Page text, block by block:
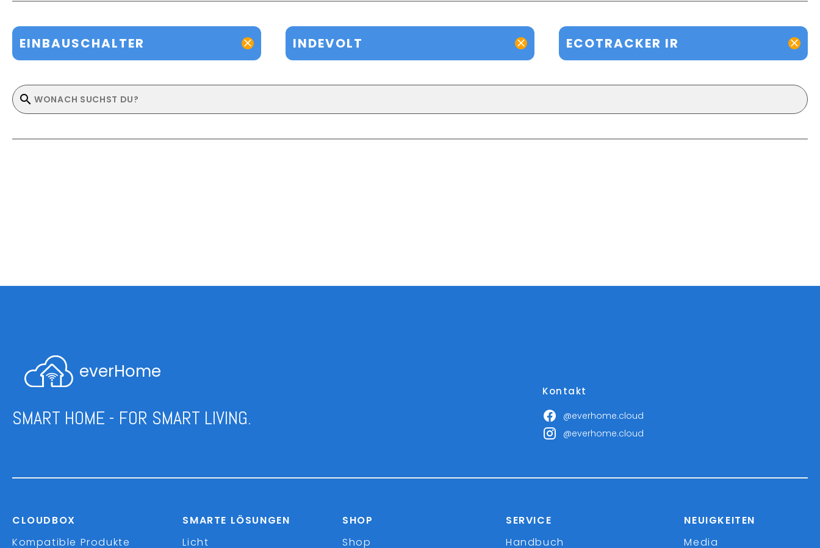
EINBAUSCHALTER INDEVOLT ECOTRACKER IR
everHome
SMART HOME - FOR SMART LIVING.
Kontakt
@everhome.cloud
@everhome.cloud
CLOUDBOX
Kompatible Produkte
SMARTE LÖSUNGEN
Licht
SHOP
Shop
SERVICE
Handbuch
NEUIGKEITEN
Media